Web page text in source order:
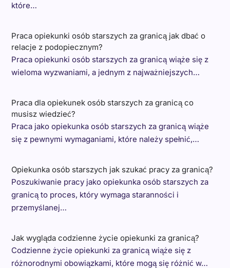
które…
Praca opiekunki osób starszych za granicą jak dbać o
relacje z podopiecznym?
Praca opiekunki osób starszych za granicą wiąże się z
wieloma wyzwaniami, a jednym z najważniejszych…
Praca dla opiekunek osób starszych za granicą co
musisz wiedzieć?
Praca jako opiekunka osób starszych za granicą wiąże
się z pewnymi wymaganiami, które należy spełnić,…
Opiekunka osób starszych jak szukać pracy za granicą?
Poszukiwanie pracy jako opiekunka osób starszych za
granicą to proces, który wymaga staranności i
przemyślanej…
Jak wygląda codzienne życie opiekunki za granicą?
Codzienne życie opiekunki za granicą wiąże się z
różnorodnymi obowiązkami, które mogą się różnić w…